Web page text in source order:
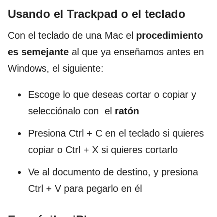
Usando el Trackpad o el teclado
Con el teclado de una Mac el procedimiento
es semejante al que ya enseñamos antes en
Windows, el siguiente:
Escoge lo que deseas cortar o copiar y
selecciónalo con el ratón
Presiona Ctrl + C en el teclado si quieres
copiar o Ctrl + X si quieres cortarlo
Ve al documento de destino, y presiona
Ctrl + V para pegarlo en él